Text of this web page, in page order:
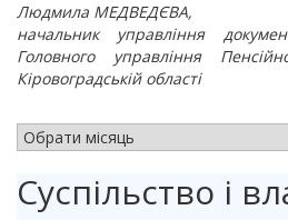
Людмила МЕДВЕДЄВА,
начальник управління
Головного управління
Кіровоградській області
Суспільство і